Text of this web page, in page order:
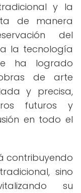
y la
de manera
del
la tecnología
ha logrado
de arte
y precisa,
futuros y
en todo el
contribuyendo
sino
su